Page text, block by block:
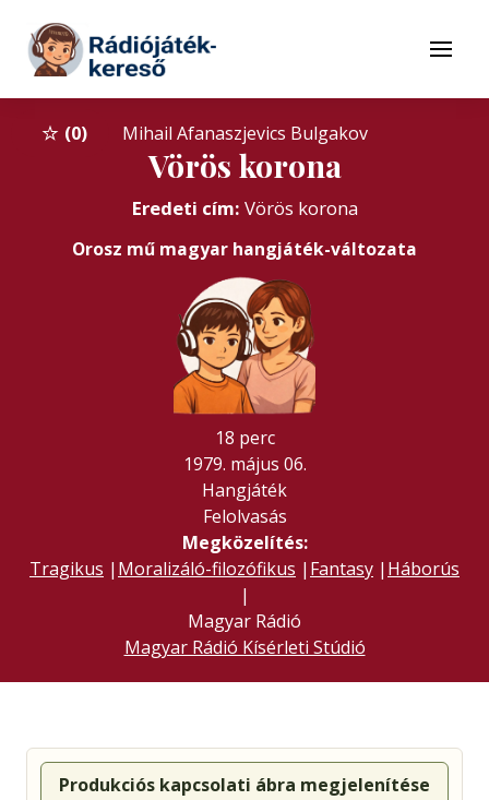
Tovább a tartalomhoz
Menü
0 Mihail Afanaszjevics Bulgakov
Vörös korona
Eredeti cím: Vörös korona
Orosz mű magyar hangjáték-változata
18 perc
1979. május 06.
Hangjáték
Felolvasás
Megközelítés:
Tragikus | Moralizáló-filozófikus | Fantasy | Háborús
|
Magyar Rádió
Magyar Rádió Kísérleti Stúdió
Produkciós kapcsolati ábra megjelenítése